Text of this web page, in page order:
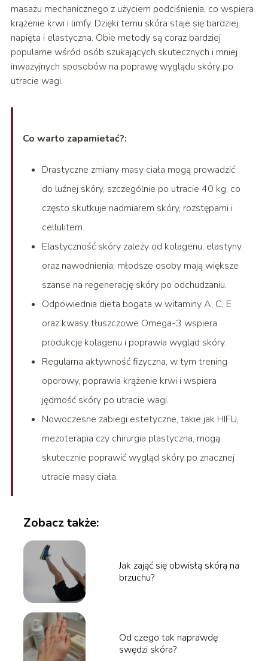
masażu mechanicznego z użyciem podciśnienia, co wspiera
krążenie krwi i limfy. Dzięki temu skóra staje się bardziej
napięta i elastyczna. Obie metody są coraz bardziej
popularne wśród osób szukających skutecznych i mniej
inwazyjnych sposobów na poprawę wyglądu skóry po
utracie wagi.
Co warto zapamietać?:
Drastyczne zmiany masy ciała mogą prowadzić
do luźnej skóry, szczególnie po utracie 40 kg, co
często skutkuje nadmiarem skóry, rozstępami i
cellulitem.
Elastyczność skóry zależy od kolagenu, elastyny
oraz nawodnienia; młodsze osoby mają większe
szanse na regenerację skóry po odchudzaniu.
Odpowiednia dieta bogata w witaminy A, C, E
oraz kwasy tłuszczowe Omega-3 wspiera
produkcję kolagenu i poprawia wygląd skóry.
Regularna aktywność fizyczna, w tym trening
oporowy, poprawia krążenie krwi i wspiera
jędrność skóry po utracie wagi.
Nowoczesne zabiegi estetyczne, takie jak HIFU,
mezoterapia czy chirurgia plastyczna, mogą
skutecznie poprawić wygląd skóry po znacznej
utracie masy ciała.
Zobacz także:
Jak zająć się obwisłą skórą na
brzuchu?
Od czego tak naprawdę
swędzi skóra?